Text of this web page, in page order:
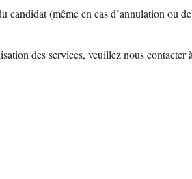
candidat (même en cas d’annulation ou
des services, veuillez nous contacter